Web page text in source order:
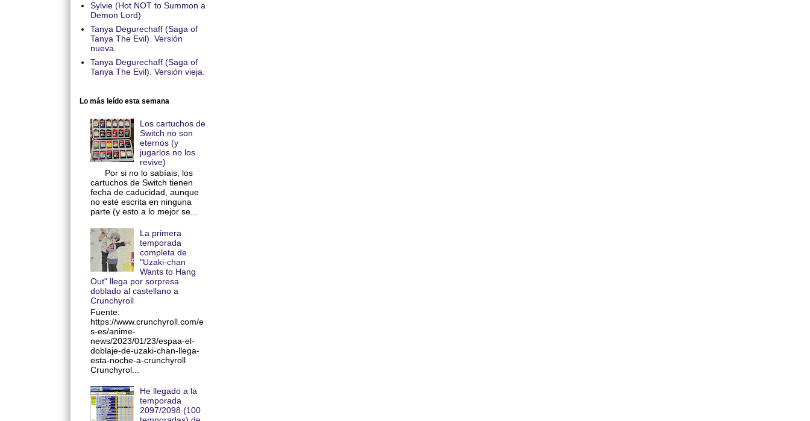
Sylvie (Hot NOT to Summon a
Demon Lord)
Tanya Degurechaff (Saga of
Tanya The Evil). Versión
nueva.
Tanya Degurechaff (Saga of
Tanya The Evil). Versión vieja.
Lo más leído esta semana
Los cartuchos de
Switch no son
eternos (y
jugarlos no los
revive)
Por si no lo sabíais, los
cartuchos de Switch tienen
fecha de caducidad, aunque
no esté escrita en ninguna
parte (y esto a lo mejor se...
La primera
temporada
completa de
"Uzaki-chan
Wants to Hang
Out" llega por sorpresa
doblado al castellano a
Crunchyroll
Fuente:
https://www.crunchyroll.com/e
s-es/anime-
news/2023/01/23/espaa-el-
doblaje-de-uzaki-chan-llega-
esta-noche-a-crunchyroll
Crunchyrol...
He llegado a la
temporada
2097/2098 (100